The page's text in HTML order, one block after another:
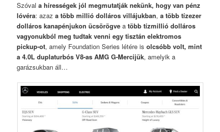
Szóvala hírességek jól megmutatják nekünk, hogy van pénz
lóvéra: azaza több millió dolláros villájukban,a több tízezer
dolláros kanapénjukon ücsörögve atöbb tízmillió dolláros
vagyonukból meg tudtak venni egy tisztán elektromos
pickup-ot, amely Foundation Series létére isolcsóbb volt, mint
a 4.0L duplaturbós V8-as AMG G-Mercijük, amelyik a
garázsukban áll…